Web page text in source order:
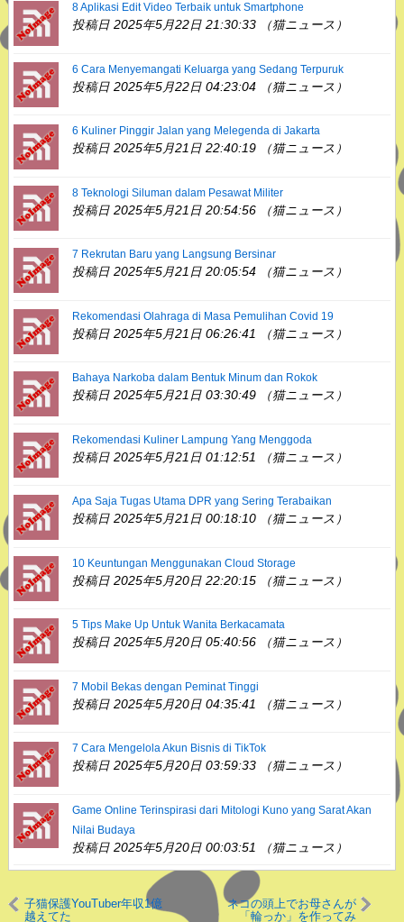
8 Aplikasi Edit Video Terbaik untuk Smartphone
投稿日 2025年5月22日 21:30:33 （猫ニュース）
6 Cara Menyemangati Keluarga yang Sedang Terpuruk
投稿日 2025年5月22日 04:23:04 （猫ニュース）
6 Kuliner Pinggir Jalan yang Melegenda di Jakarta
投稿日 2025年5月21日 22:40:19 （猫ニュース）
8 Teknologi Siluman dalam Pesawat Militer
投稿日 2025年5月21日 20:54:56 （猫ニュース）
7 Rekrutan Baru yang Langsung Bersinar
投稿日 2025年5月21日 20:05:54 （猫ニュース）
Rekomendasi Olahraga di Masa Pemulihan Covid 19
投稿日 2025年5月21日 06:26:41 （猫ニュース）
Bahaya Narkoba dalam Bentuk Minum dan Rokok
投稿日 2025年5月21日 03:30:49 （猫ニュース）
Rekomendasi Kuliner Lampung Yang Menggoda
投稿日 2025年5月21日 01:12:51 （猫ニュース）
Apa Saja Tugas Utama DPR yang Sering Terabaikan
投稿日 2025年5月21日 00:18:10 （猫ニュース）
10 Keuntungan Menggunakan Cloud Storage
投稿日 2025年5月20日 22:20:15 （猫ニュース）
5 Tips Make Up Untuk Wanita Berkacamata
投稿日 2025年5月20日 05:40:56 （猫ニュース）
7 Mobil Bekas dengan Peminat Tinggi
投稿日 2025年5月20日 04:35:41 （猫ニュース）
7 Cara Mengelola Akun Bisnis di TikTok
投稿日 2025年5月20日 03:59:33 （猫ニュース）
Game Online Terinspirasi dari Mitologi Kuno yang Sarat Akan
Nilai Budaya
投稿日 2025年5月20日 00:03:51 （猫ニュース）
子猫保護YouTuber年収1億
越えてた
ネコの頭上でお母さんが
「輪っか」を作ってみ